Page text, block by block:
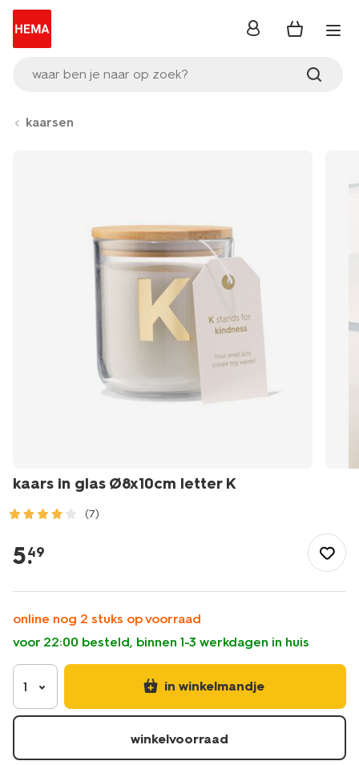
waar ben je naar op zoek?
inloggen
kaarsen
kaars in glas Ø8x10cm letter K
(7)
slapen/wonen/kaarsen/kaars-
in-
8x10cm-
letter-
61100410.html
5.
49
online nog 2 stuks op voorraad
voor 22:00 besteld, binnen 1-3 werkdagen in huis
1 in winkelmandje
winkelvoorraad